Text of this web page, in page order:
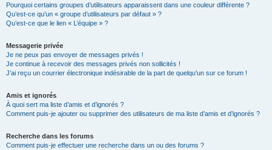
Pourquoi certains groupes d’utilisateurs apparaissent dans une couleur différente ?
Qu’est-ce qu’un « groupe d’utilisateurs par défaut » ?
Qu’est-ce que le lien « L’équipe » ?
Messagerie privée
Je ne peux pas envoyer de messages privés !
Je continue à recevoir des messages privés non sollicités !
J’ai reçu un courrier électronique indésirable de la part de quelqu’un sur ce forum !
Amis et ignorés
À quoi sert ma liste d’amis et d’ignorés ?
Comment puis-je ajouter ou supprimer des utilisateurs de ma liste d’amis et d’ignorés ?
Recherche dans les forums
Comment puis-je effectuer une recherche dans un ou des forums ?